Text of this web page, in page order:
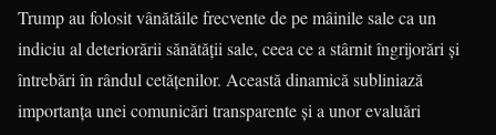
Trump au folosit vânătăile frecvente de pe mâinile sale ca un
indiciu al deteriorării sănătății sale, ceea ce a stârnit îngrijorări și
întrebări în rândul cetățenilor. Această dinamică subliniază
importanța unei comunicări transparente și a unor evaluări